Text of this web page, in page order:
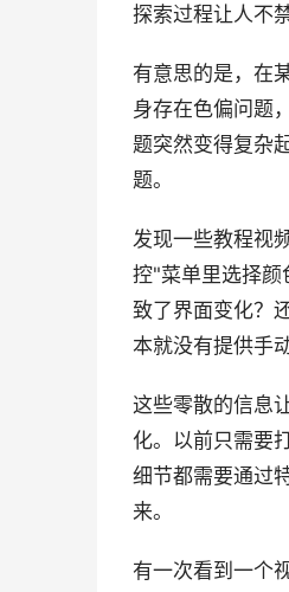
探索过程让人不
有意思的是，在
身存在色偏问题
题突然变得复杂
题。
发现一些教程视
控"菜单里选择颜
致了界面变化？
本就没有提供手
这些零散的信息
化。以前只需要
细节都需要通过
来。
有一次看到一个